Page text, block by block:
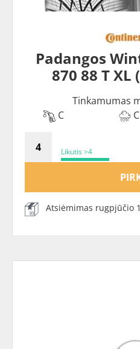
Padangos
870 88 T XL
Tinkamumas
C
C
Likutis >4
Atsiėmimas rugpjūčio